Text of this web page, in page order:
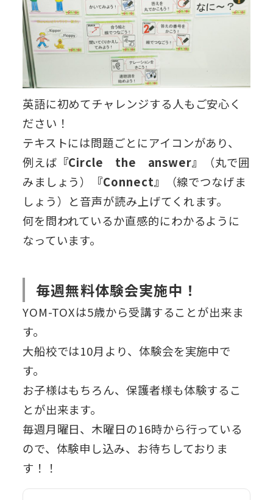
英語に初めてチャレンジする人もご安心く
ださい！
テキストには問題ごとにアイコンがあり、
例えば 『Circle the answer』
（丸で囲
みましょう）
『Connect』
（線でつなげま
しょう）と音声が読み上げてくれます。
何を問われているか直感的にわかるように
なっています。
毎週無料体験会実施中！
YOM-TOXは5歳から受講することが出来ま
す。
大船校では10月より、体験会を実施中で
す。
お子様はもちろん、保護者様も体験するこ
とが出来ます。
毎週月曜日、木曜日の16時から行っている
ので、体験申し込み、お待ちしておりま
す！！